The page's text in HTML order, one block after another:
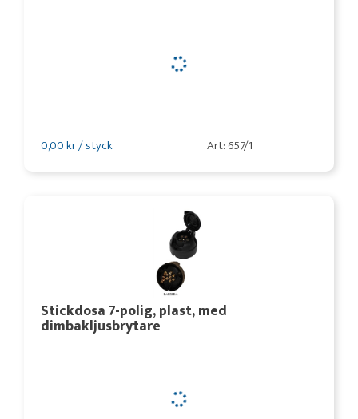
0,00 kr / styck Art: 657/1
Stickdosa 7-polig, plast, med
dimbakljusbrytare